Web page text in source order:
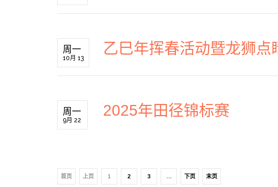
周一
10月 13
乙巳年挥春活动暨龙狮点
周一
9月 22
2025年田径锦标赛
首页 上页 1 2 3 … 下页 末页